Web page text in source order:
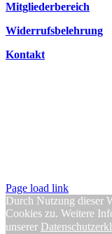
Mitgliederbereich
Widerrufsbelehrung
Kontakt
Page load link
Durch Nutzung dieser
Cookies zu. Weitere
unserer